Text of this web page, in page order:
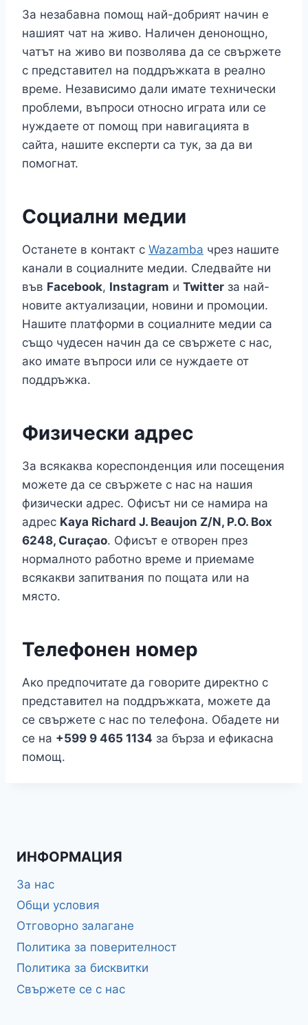
За незабавна помощ най-добрият начин е
нашият чат на живо. Наличен денонощно,
чатът на живо ви позволява да се свържете
с представител на поддръжката в реално
време. Независимо дали имате технически
проблеми, въпроси относно играта или се
нуждаете от помощ при навигацията в
сайта, нашите експерти са тук, за да ви
помогнат.
Социални медии
Останете в контакт с Wazamba чрез нашите
канали в социалните медии. Следвайте ни
във Facebook, Instagram и Twitter за най-
новите актуализации, новини и промоции.
Нашите платформи в социалните медии са
също чудесен начин да се свържете с нас,
ако имате въпроси или се нуждаете от
поддръжка.
Физически адрес
За всякаква кореспонденция или посещения
можете да се свържете с нас на нашия
физически адрес. Офисът ни се намира на
адрес Kaya Richard J. Beaujon Z/N, P.O. Box
6248, Curaçao. Офисът е отворен през
нормалното работно време и приемаме
всякакви запитвания по пощата или на
място.
Телефонен номер
Ако предпочитате да говорите директно с
представител на поддръжката, можете да
се свържете с нас по телефона. Обадете ни
се на +599 9 465 1134 за бърза и ефикасна
помощ.
ИНФОРМАЦИЯ
За нас
Общи условия
Отговорно залагане
Политика за поверителност
Политика за бисквитки
Свържете се с нас